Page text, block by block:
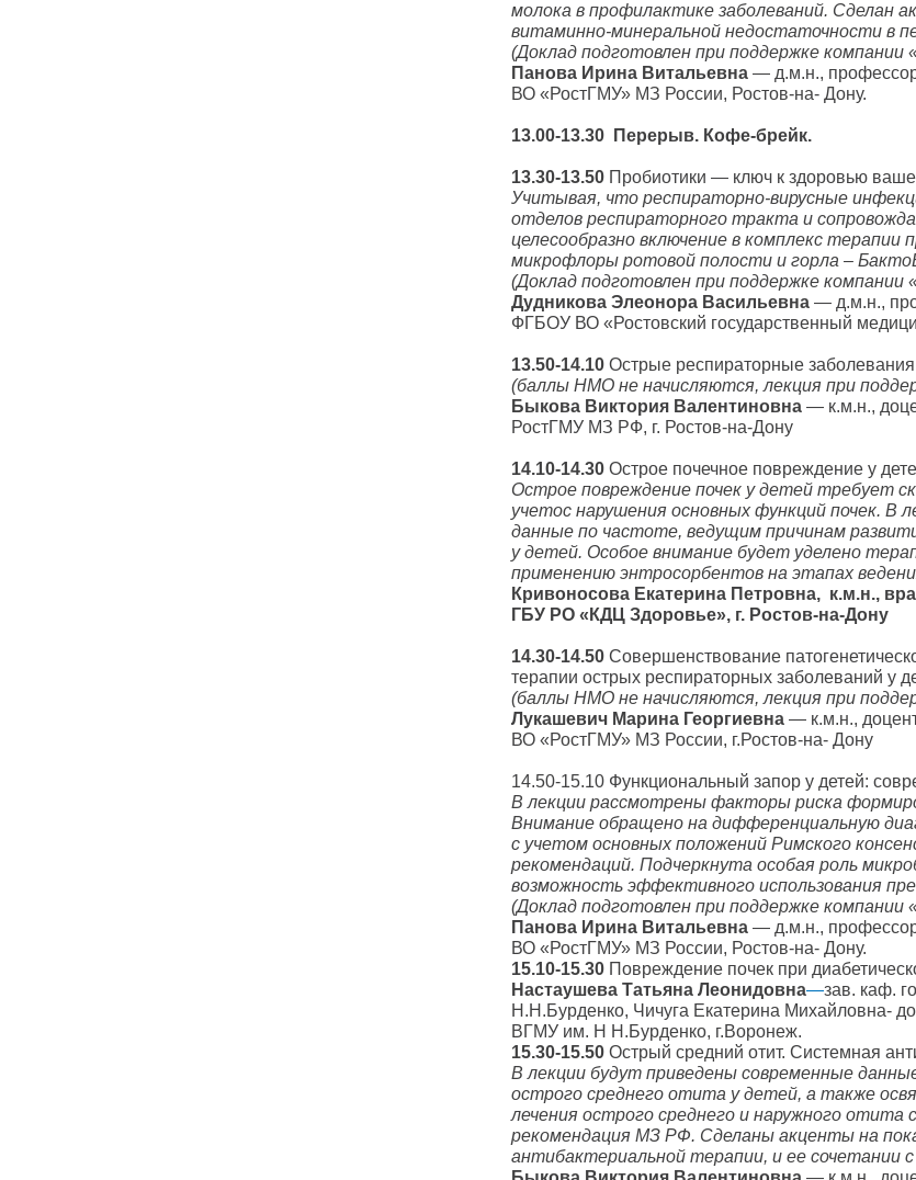
молока в профилактике заболеваний. Сделан
витаминно-минеральной недостаточности в
(Доклад подготовлен при поддержке
Панова Ирина Витальевна— д.м.н.,
ВО «РостГМУ» МЗ России, Ростов-на- Дону.
13.00-13.30 Перерыв. Кофе-брейк.
13.30-13.50 Пробиотики — ключ к здоровью
Учитывая, что респираторно-вирусные
отделов респираторного тракта и
целесообразно включение в комплекс терапии
микрофлоры ротовой полости и горла –
(Доклад подготовлен при поддержке
Дудникова Элеонора Васильевна— д.м.н.,
ФГБОУ ВО «Ростовский государственный
13.50-14.10 Острые респираторные
(баллы НМО не начисляются, лекция при
Быкова Виктория Валентиновна — к.м.н.,
РостГМУ МЗ РФ, г. Ростов-на-Дону
14.10-14.30 Острое почечное повреждение у
Острое повреждение почек у детей требует
учетос нарушения основных функций почек. В
данные по частоте, ведущим причинам
у детей. Особое внимание будет уделено
применению энтросорбентов на этапах
Кривоносова Екатерина Петровна, к.м.н.,
ГБУ РО «КДЦ Здоровье», г. Ростов-на-Дону
14.30-14.50 Совершенствование
терапии острых респираторных заболеваний у
(баллы НМО не начисляются, лекция при
Лукашевич Марина Георгиевна— к.м.н.,
ВО «РостГМУ» МЗ России, г.Ростов-на- Дону
14.50-15.10 Функциональный запор у детей:
В лекции рассмотрены факторы риска
Внимание обращено на дифференциальную
с учетом основных положений Римского
рекомендаций. Подчеркнута особая роль
возможность эффективного использования
(Доклад подготовлен при поддержке
Панова Ирина Витальевна— д.м.н.,
ВО «РостГМУ» МЗ России, Ростов-на- Дону.
15.10-15.30Повреждение почек при
Настаушева Татьяна Леонидовна—зав. каф.
Н.Н.Бурденко, Чичуга Екатерина Михайловна-
ВГМУ им. Н Н.Бурденко, г.Воронеж.
15.30-15.50Острый средний отит. Системная
В лекции будут приведены современные
острого среднего отита у детей, а также
лечения острого среднего и наружного отита
рекомендация МЗ РФ. Сделаны акценты на
антибактериальной терапии, и ее сочетании